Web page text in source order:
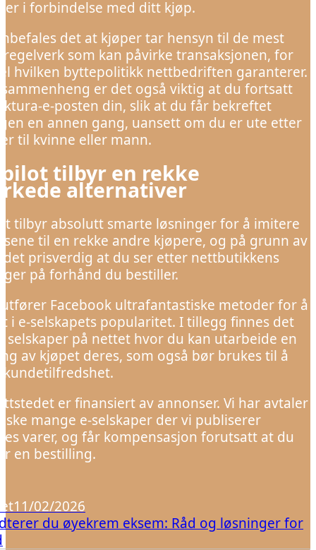
i forbindelse med ditt kjøp.
det at kjøper tar hensyn til de mest
som kan påvirke transaksjonen, for
hvilken byttepolitikk nettbedriften garanterer.
er det også viktig at du fortsatt
e-posten din, slik at du får bekreftet
en annen gang, uansett om du er ute etter
til kvinne eller mann.
tilbyr en rekke
alternativer
tilbyr absolutt smarte løsninger for å imitere
til en rekke andre kjøpere, og på grunn av
prisverdig at du ser etter nettbutikkens
på forhånd du bestiller.
Facebook ultrafantastiske metoder for å
i e-selskapets popularitet. I tillegg finnes det
selskaper på nettet hvor du kan utarbeide en
av kjøpet deres, som også bør brukes til å
er finansiert av annonser. Vi har avtaler
mange e-selskaper der vi publiserer
varer, og får kompensasjon forutsatt at du
en bestilling.
11/02/2026
du øyekrem eksem: Råd og løsninger for